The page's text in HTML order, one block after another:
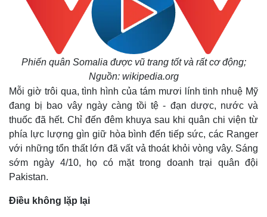
Kinh tế
Khởi nghiệp
Thị trường
Giá vàng
Tiêu dùng
Chứng khoán
Giá cà phê
Phiến quân Somalia được vũ trang tốt và rất cơ động;
Nguồn: wikipedia.org
Mỗi giờ trôi qua, tình hình của tám mươi lính tinh nhuệ Mỹ
đang bị bao vây ngày càng tồi tệ - đạn dược, nước và
thuốc đã hết. Chỉ đến đêm khuya sau khi quân chi viện từ
phía lực lượng gìn giữ hòa bình đến tiếp sức, các Ranger
với những tổn thất lớn đã vất vả thoát khỏi vòng vây. Sáng
sớm ngày 4/10, họ có mặt trong doanh trại quân đội
Pakistan.
Điều không lặp lại